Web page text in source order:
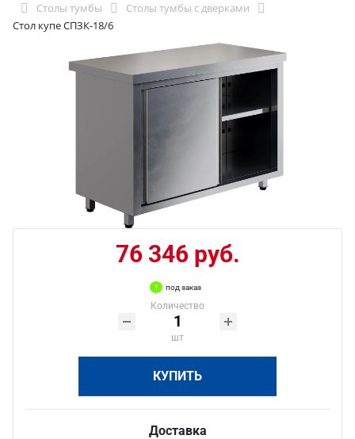
Столы тумбы
Столы тумбы с дверками
Стол купе СПЗК-18/6
76 346 руб.
под заказ
Количество
шт
КУПИТЬ
Доставка